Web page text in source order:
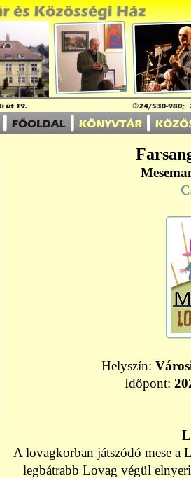
Helyszín:
Időpont:
A lovagkorban játszódó mese a
legbátrabb Lovag végül